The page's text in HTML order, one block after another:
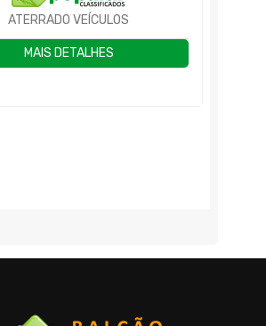
ATERRADO VEÍCULOS
MAIS DETALHES